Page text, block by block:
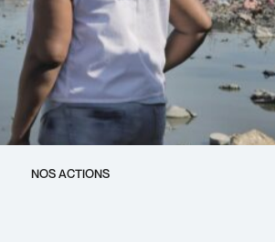
NOS ACTIONS